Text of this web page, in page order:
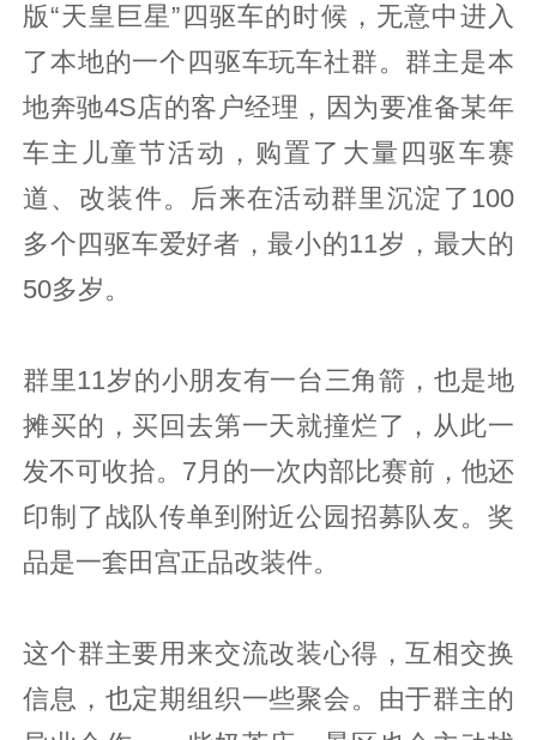
版“天皇巨星”四驱车的时候，无意中进入
了本地的一个四驱车玩车社群。群主是本
地奔驰4S店的客户经理，因为要准备某年
车主儿童节活动，购置了大量四驱车赛
道、改装件。后来在活动群里沉淀了100
多个四驱车爱好者，最小的11岁，最大的
50多岁。
群里11岁的小朋友有一台三角箭，也是地
摊买的，买回去第一天就撞烂了，从此一
发不可收拾。7月的一次内部比赛前，他还
印制了战队传单到附近公园招募队友。奖
品是一套田宫正品改装件。
这个群主要用来交流改装心得，互相交换
信息，也定期组织一些聚会。由于群主的